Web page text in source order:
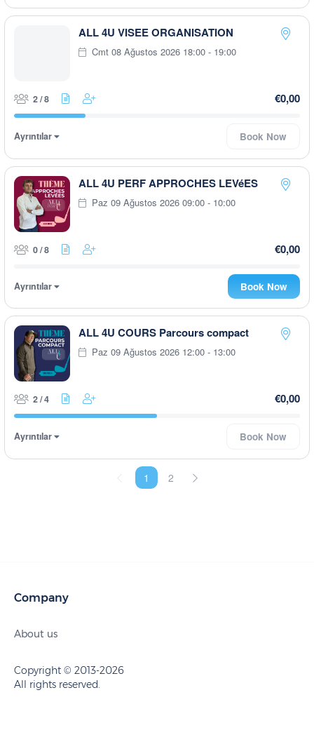
ALL 4U VISEE ORGANISATION
Cmt 08 Ağustos 2026 18:00 - 19:00
2 / 8 €0,00
Ayrıntılar Book Now
ALL 4U PERF APPROCHES LEVéES
Paz 09 Ağustos 2026 09:00 - 10:00
0 / 8 €0,00
Ayrıntılar Book Now
ALL 4U COURS Parcours compact
Paz 09 Ağustos 2026 12:00 - 13:00
2 / 4 €0,00
Ayrıntılar Book Now
1 2
Company
About us
Copyright © 2013-2026
All rights reserved.